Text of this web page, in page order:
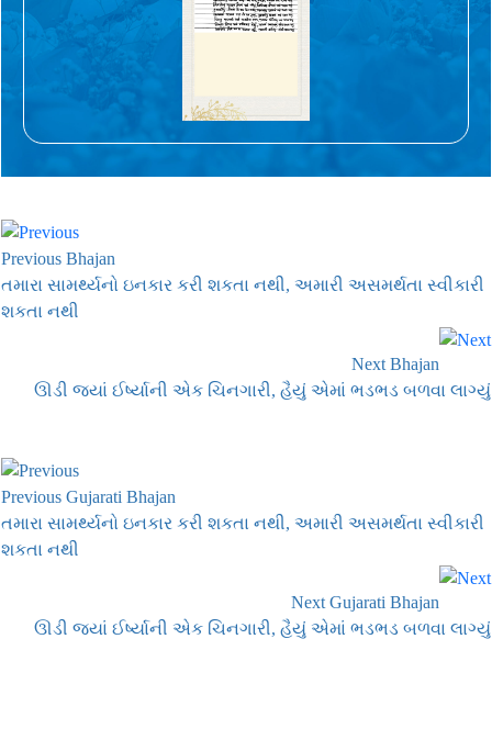
Previous Bhajan
તમારા સામર્થ્યનો ઇનકાર કરી શકતા નથી, અમારી અસમર્થતા સ્વીકારી
શકતા નથી
Next Bhajan
ઊડી જ્યાં ઈર્ષ્યાની એક ચિનગારી, હૈયું એમાં ભડભડ બળવા લાગ્યું
Previous Gujarati Bhajan
તમારા સામર્થ્યનો ઇનકાર કરી શકતા નથી, અમારી અસમર્થતા સ્વીકારી
શકતા નથી
Next Gujarati Bhajan
ઊડી જ્યાં ઈર્ષ્યાની એક ચિનગારી, હૈયું એમાં ભડભડ બળવા લાગ્યું